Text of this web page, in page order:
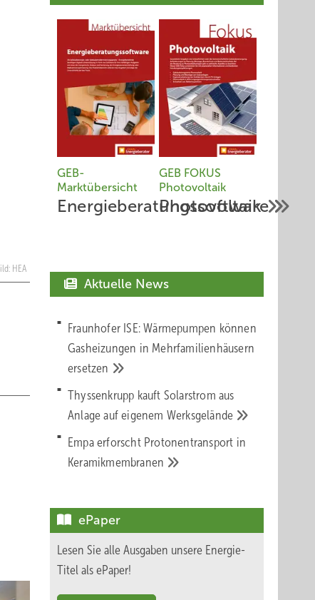
HEA
GEB-
Marktübersicht
Energieberatungssoftware
GEB FOKUS
Photovoltaik
Photovoltaik
Aktuelle News
Fraunhofer ISE: Wärmepumpen können
Gasheizungen in Mehrfamilienhäusern
ersetzen
Thyssenkrupp kauft Solarstrom aus
Anlage auf eigenem Werksgelände
Empa erforscht Protonentransport in
Keramikmembranen
ePaper
Lesen Sie alle Ausgaben unsere Energie-
Titel als ePaper!